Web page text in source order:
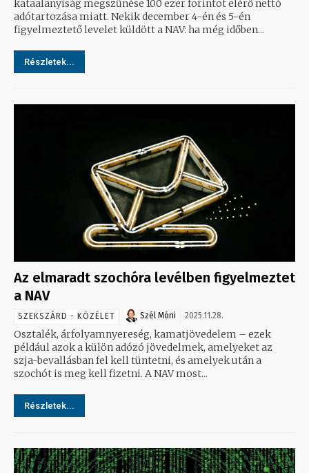
kataalanyiság megszűnése 100 ezer forintot elérő nettó
adótartozása miatt. Nekik december 4-én és 5-én
figyelmeztető levelet küldött a NAV: ha még időben...
Részletek...
Az elmaradt szochóra levélben figyelmeztet
a NAV
SZEKSZÁRD - KÖZÉLET Szél Móni 2025.11.28.
Osztalék, árfolyamnyereség, kamatjövedelem – ezek
például azok a külön adózó jövedelmek, amelyeket az
szja-bevallásban fel kell tüntetni, és amelyek után a
szochót is meg kell fizetni. A NAV most...
Részletek...